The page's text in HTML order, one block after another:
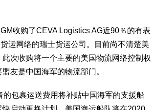
收购了CEVA Logistics AG近90％的有表
运网络的瑞士货运公司。目前尚不清楚美
次收购将一个主要的美国物流网络控制权
友是中国海军的物流部门。
包裹运送费用将补贴中国海军的支援船